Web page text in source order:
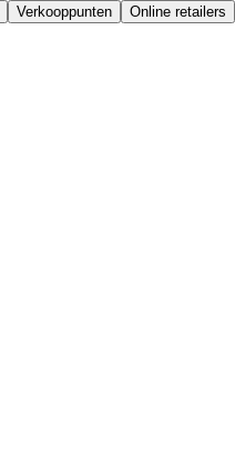
Verkooppunten Online retailers